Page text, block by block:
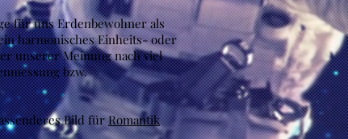
für uns Erdenbewohner als
harmonisches Einheits- oder
unserer Meinung nach viel
bzw.
Bild fürRomantik